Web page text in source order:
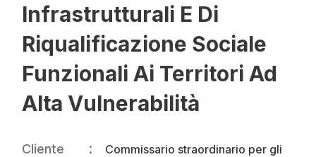
Infrastrutturali E Di
Riqualificazione Sociale
Funzionali Ai Territori Ad
Alta Vulnerabilità
Cliente
Commissario straordinario per gli